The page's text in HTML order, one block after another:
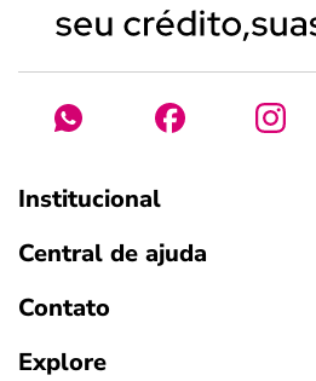
Institucional
Central de ajuda
Contato
Explore